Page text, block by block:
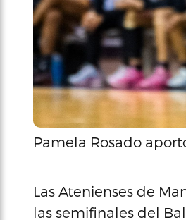
Pamela Rosado
Las Atenienses de
las semifinales del